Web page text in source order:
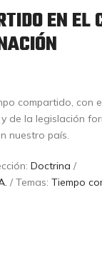
EN EL
compartido, con
de la legislación
nuestro país.
Doctrina /
/ Temas: Tiempo